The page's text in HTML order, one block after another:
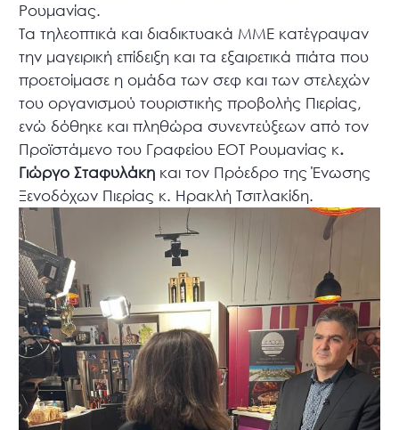
Ρουμανίας.
Τα τηλεοπτικά και διαδικτυακά ΜΜΕ κατέγραψαν
την μαγειρική επίδειξη και τα εξαιρετικά πιάτα που
προετοίμασε η ομάδα των σεφ και των στελεχών
του οργανισμού τουριστικής προβολής Πιερίας,
ενώ δόθηκε και πληθώρα συνεντεύξεων από τον
Προϊστάμενο του Γραφείου ΕΟΤ Ρουμανίας κ.
Γιώργο Σταφυλάκη και τον Πρόεδρο της Ένωσης
Ξενοδόχων Πιερίας κ. Ηρακλή Τσιτλακίδη.